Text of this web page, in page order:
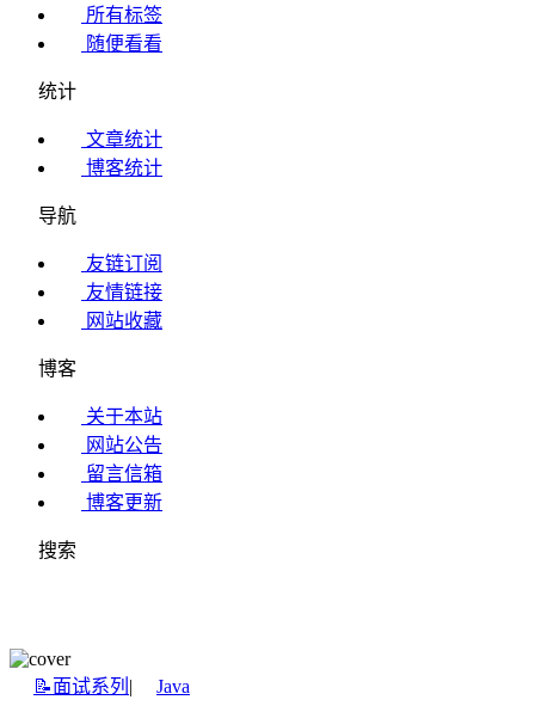
所有标签
随便看看
统计
文章统计
博客统计
导航
友链订阅
友情链接
网站收藏
博客
关于本站
网站公告
留言信箱
博客更新
搜索
📝面试系列 | Java